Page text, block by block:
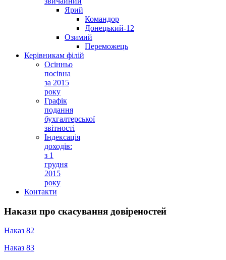
Ярий
Командор
Донецький-12
Озимий
Переможець
Керівникам філій
Осінньо
посівна
за 2015
року
Графік
подання
бухгалтерської
звітності
Індексація
доходів:
з 1
грудня
2015
року
Контакти
Накази про скасування довіреностей
Наказ 82
Наказ 83